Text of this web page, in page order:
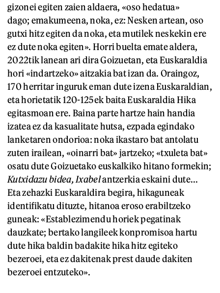
gizonei egiten zaien aldaera, «oso hedatua»
dago; emakumeena, noka, ez: Nesken artean, oso
gutxi hitz egiten da noka, eta mutilek neskekin ere
ez dute noka egiten». Horri buelta emate aldera,
2022tik lanean ari dira Goizuetan, eta Euskaraldia
hori «indartzeko» aitzakia bat izan da. Oraingoz,
170 herritar inguruk eman dute izena Euskaraldian,
eta horietatik 120-125ek baita Euskaraldia Hika
egitasmoan ere. Baina parte hartze hain handia
izatea ez da kasualitate hutsa, ezpada egindako
lanketaren ondorioa: noka ikastaro bat antolatu
zuten irailean, «oinarri bat» jartzeko; «txuleta bat»
osatu dute Goizuetako euskalkiko hitano formekin;
Kutxidazu bidea, Ixabelantzerkia eskaini dute...
Eta zehazki Euskaraldira begira, hikaguneak
identifikatu dituzte, hitanoa eroso erabiltzeko
guneak: «Establezimendu horiek pegatinak
dauzkate; bertako langileek konpromisoa hartu
dute hika baldin badakite hika hitz egiteko
bezeroei, eta ez dakitenak prest daude dakiten
bezeroei entzuteko».